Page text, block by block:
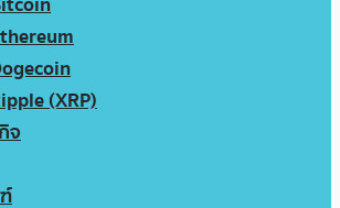
(XRP)
จ